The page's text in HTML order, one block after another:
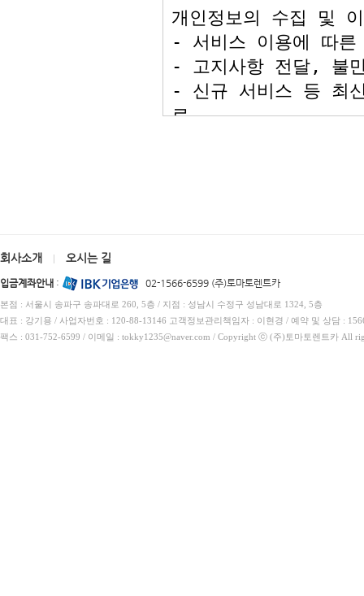
회사소개 | 오시는 길
입금계좌안내 : 02-1566-6599 (주)토마토렌트카
본점 : 서울시 송파구 송파대로 260, 5층 / 지점 : 성남시 수정구 성남대로 1324, 5층
대표 : 강기용 / 사업자번호 : 120-88-13146 고객정보관리책임자 : 이현경 / 예약 및 상담 :
팩스 : 031-752-6599 / 이메일 : tokky1235@naver.com / Copyright ⓒ (주)토마토렌트카 All